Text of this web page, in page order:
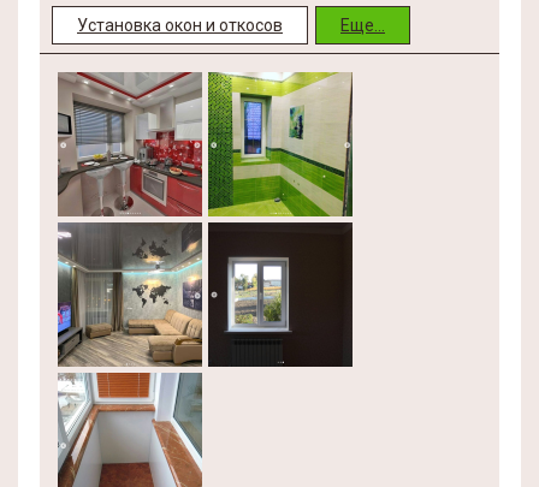
Установка окон и откосов Еще...